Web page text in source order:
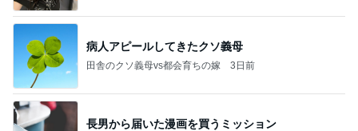
病人アピールしてきたクソ義母
田舎のクソ義母vs都会育ちの嫁 3日前
長男から届いた漫画を買うミッション